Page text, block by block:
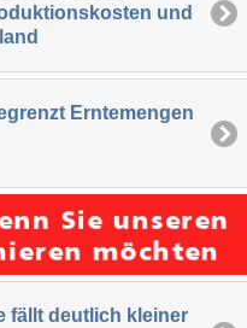
und
Erntemengen
fällt deutlich kleiner